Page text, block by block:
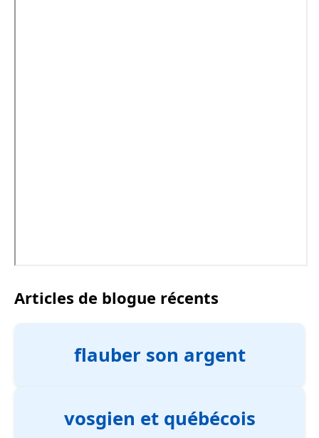
Articles de blogue récents
flauber son argent
vosgien et québécois